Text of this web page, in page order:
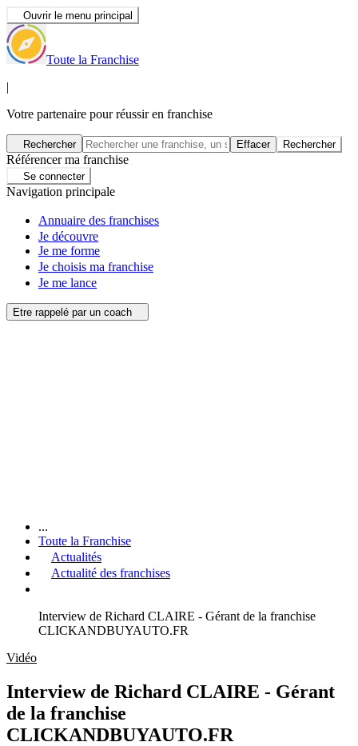
Ouvrir le menu principal
Toute la Franchise
|
Votre partenaire pour réussir en franchise
Rechercher Effacer Rechercher
Référencer ma franchise
Se connecter
Navigation principale
Annuaire des franchises
Je découvre
Je me forme
Je choisis ma franchise
Je me lance
Etre rappelé par un coach
...
Toute la Franchise
Actualités
Actualité des franchises
Interview de Richard CLAIRE - Gérant de la franchise
CLICKANDBUYAUTO.FR
Vidéo
Interview de Richard CLAIRE - Gérant
de la franchise
CLICKANDBUYAUTO.FR